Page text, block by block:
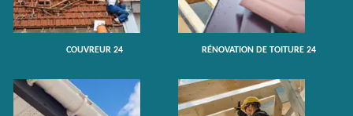
COUVREUR 24 RÉNOVATION DE TOITURE 24